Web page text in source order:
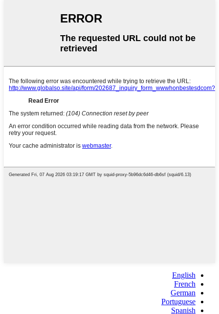
English
French
German
Portuguese
Spanish